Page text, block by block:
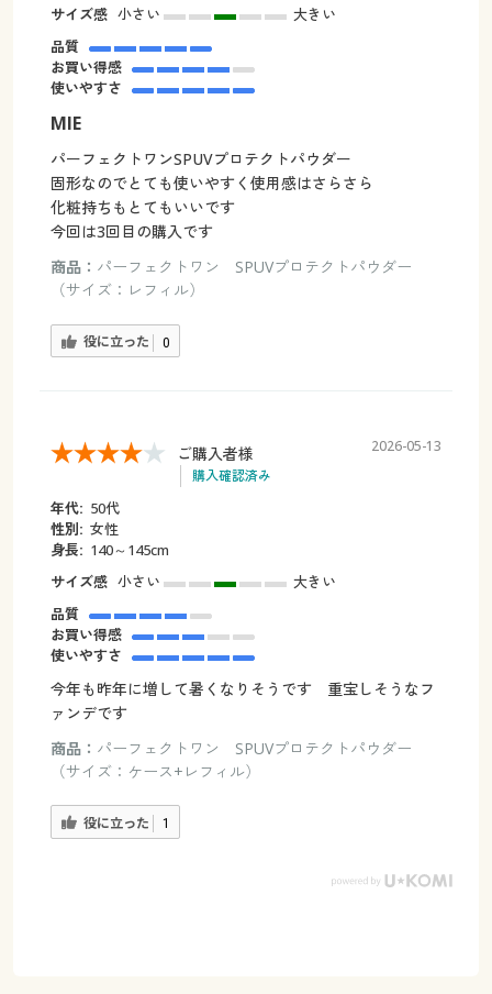
サイズ感 小さい
大きい
品質
お買い得感
使いやすさ
MIE
パーフェクトワンSPUVプロテクトパウダー
固形なのでとても使いやすく使用感はさらさら
化粧持ちもとてもいいです
今回は3回目の購入です
商品： パーフェクトワン SPUVプロテクトパウダー
（サイズ：レフィル）
役に立った 0
ご購入者様
購入確認済み
2026-05-13
年代: 50代
性別: 女性
身長: 140～145cm
サイズ感 小さい
大きい
品質
お買い得感
使いやすさ
今年も昨年に増して暑くなりそうです 重宝しそうなフ
ァンデです
商品： パーフェクトワン SPUVプロテクトパウダー
（サイズ：ケース+レフィル）
役に立った 1